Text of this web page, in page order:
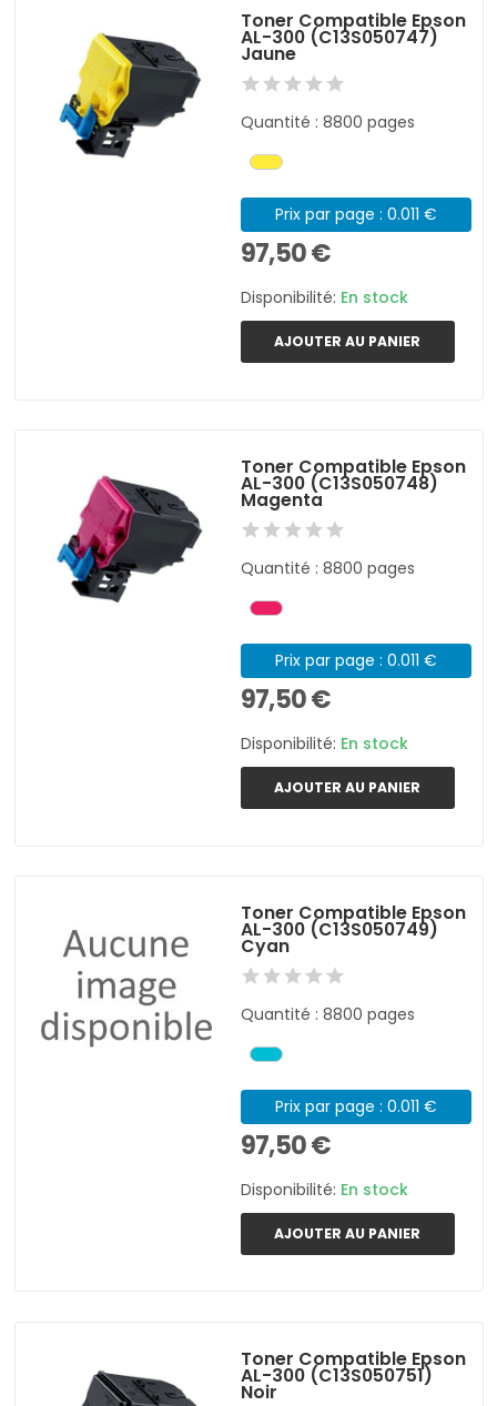
Toner Compatible Epson
AL-300 (C13S050747)
Jaune
Quantité : 8800 pages
Prix par page : 0.011 €
97,50 €
Disponibilité: En stock
AJOUTER AU PANIER
Toner Compatible Epson
AL-300 (C13S050748)
Magenta
Quantité : 8800 pages
Prix par page : 0.011 €
97,50 €
Disponibilité: En stock
AJOUTER AU PANIER
Toner Compatible Epson
AL-300 (C13S050749)
Cyan
Quantité : 8800 pages
Prix par page : 0.011 €
97,50 €
Disponibilité: En stock
AJOUTER AU PANIER
Toner Compatible Epson
AL-300 (C13S050751)
Noir